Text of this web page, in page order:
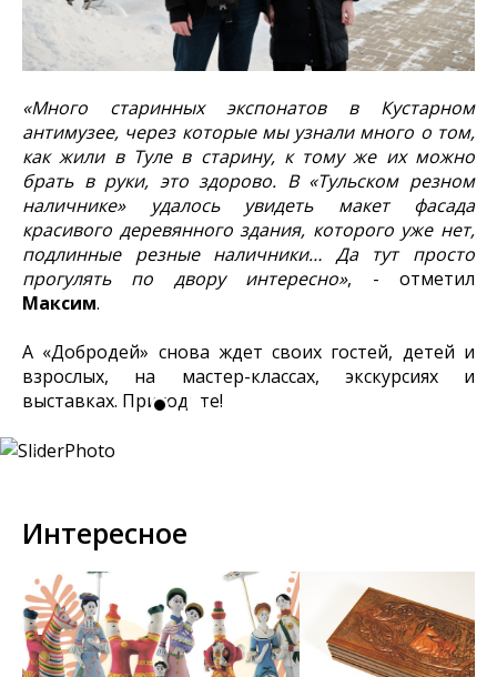
«Много старинных экспонатов в Кустарном
антимузее, через которые мы узнали много о том,
как жили в Туле в старину, к тому же их можно
брать в руки, это здорово. В «Тульском резном
наличнике» удалось увидеть макет фасада
красивого деревянного здания, которого уже нет,
подлинные резные наличники… Да тут просто
прогулять по двору интересно», - отметил
Максим.
А «Добродей» снова ждет своих гостей, детей и
взрослых, на мастер-классах, экскурсиях и
выставках. Приходите!
Интересное